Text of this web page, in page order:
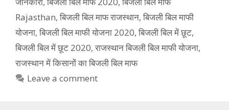
Rajasthan, बिजली बिल माफ राजस्थान, बिजली बिल माफी
योजना, बिजली बिल माफी योजना 2020, बिजली बिल में छूट,
बिजली बिल में छूट 2020, राजस्थान बिजली बिल माफी योजना,
राजस्थान में किसानों का बिजली बिल माफ
Leave a comment